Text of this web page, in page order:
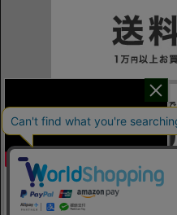
※一部表示がPCサイトになるページもございます。
※当サイトの税込価格表示は、掲載時の消費税率に
干場氏が考える
「良いシャツの条件！」